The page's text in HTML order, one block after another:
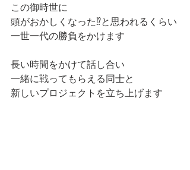
この御時世に
頭がおかしくなった⁉️と思われるくらい
一世一代の勝負をかけます
長い時間をかけて話し合い
一緒に戦ってもらえる同士と
新しいプロジェクトを立ち上げます